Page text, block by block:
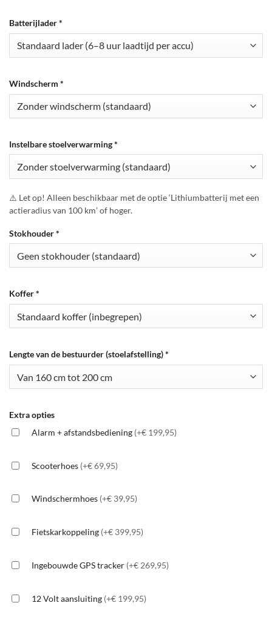
Batterijlader*
Windscherm *
Instelbare stoelverwarming*
⚠️ Let op! Alleen beschikbaar met de optie ‘Lithiumbatterij met een
actieradius van 100 km’ of hoger.
Stokhouder*
Koffer*
Lengte van de bestuurder (stoelafstelling)*
Extra opties
Alarm + afstandsbediening (+€ 199,95)
Scooterhoes (+€ 69,95)
Windschermhoes (+€ 39,95)
Fietskarkoppeling (+€ 399,95)
Ingebouwde GPS tracker (+€ 269,95)
12 Volt aansluiting (+€ 199,95)